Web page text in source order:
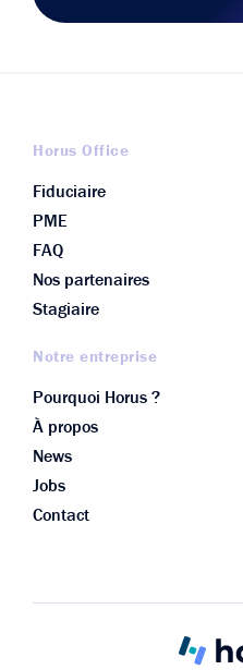
Horus Office
Fiduciaire
PME
FAQ
Nos partenaires
Stagiaire
Notre entreprise
Pourquoi Horus ?
À propos
News
Jobs
Contact